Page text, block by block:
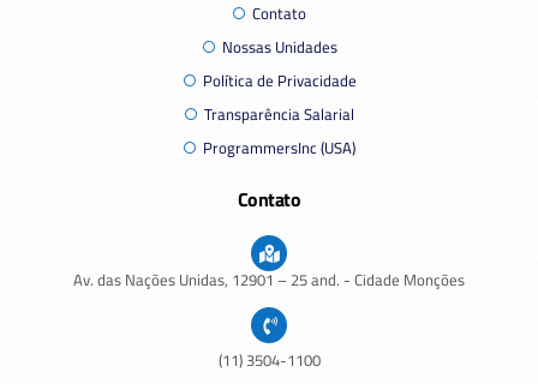
Contato
Nossas Unidades
Política de Privacidade
Transparência Salarial
ProgrammersInc (USA)
Contato
Av. das Nações Unidas, 12901 – 25 and. - Cidade Monções
(11) 3504-1100